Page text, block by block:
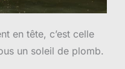
en tête, c’est celle
un soleil de plomb.